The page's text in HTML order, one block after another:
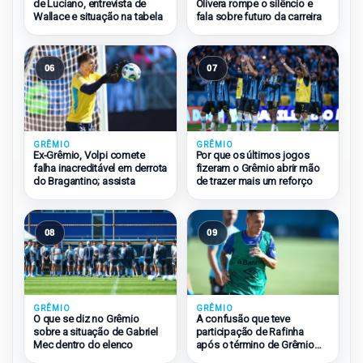
de Luciano, entrevista de
Wallace e situação na tabela
Olivera rompe o silêncio e
fala sobre futuro da carreira
06
GRÊMIO
Ex-Grêmio, Volpi comete
falha inacreditável em derrota
do Bragantino; assista
07
GRÊMIO
Por que os últimos jogos
fizeram o Grêmio abrir mão
de trazer mais um reforço
08
GRÊMIO
O que se diz no Grêmio
sobre a situação de Gabriel
Mec dentro do elenco
09
GRÊMIO
A confusão que teve
participação de Rafinha
após o término de Grêmio